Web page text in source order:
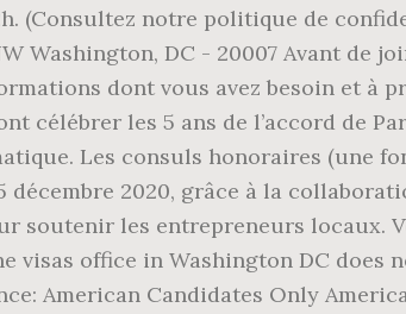
(Consultez notre politique de
Washington, DC - 20007 Avant de
dont vous avez besoin et à
célébrer les 5 ans de l’accord de
Les consuls honoraires (une
décembre 2020, grâce à la
soutenir les entrepreneurs locaux.
visas office in Washington DC
American Candidates Only